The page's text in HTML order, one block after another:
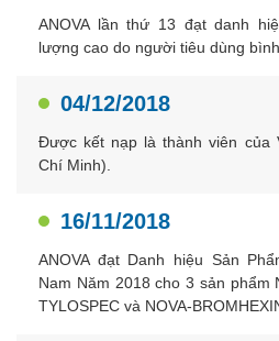
ANOVA lần thứ 13 đạt danh
lượng cao do người tiêu dùng
04/12/2018
Được kết nạp là thành viên của
Chí Minh).
16/11/2018
ANOVA đạt Danh hiệu Sản
Nam Năm 2018 cho 3 sản phẩm
TYLOSPEC và NOVA-